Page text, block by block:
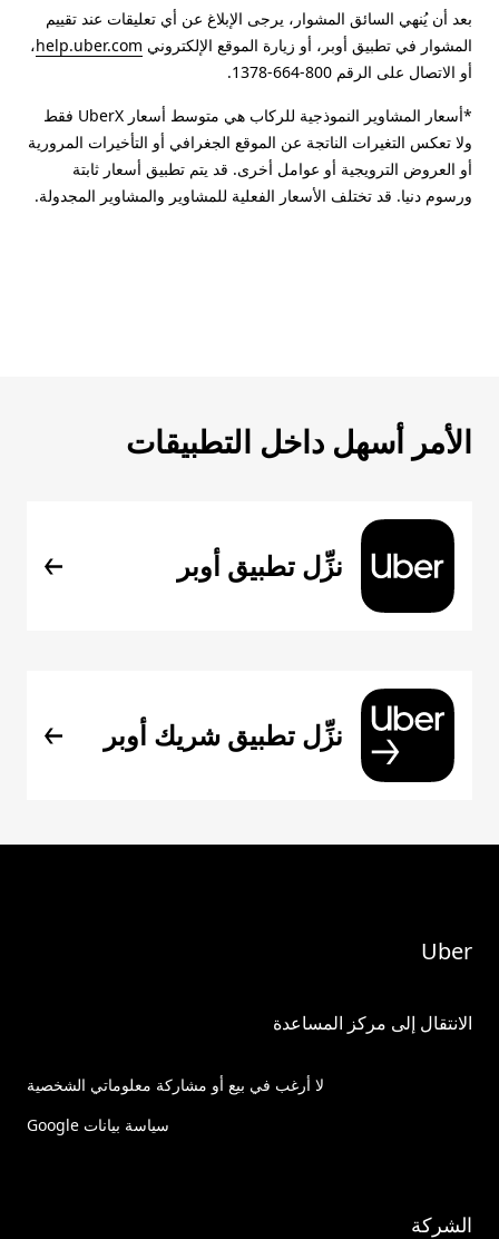
بعد أن يُنهي السائق المشوار، يرجى الإبلاغ عن أي تعليقات عند تقييم
المشوار في تطبيق أوبر، أو زيارة الموقع الإلكتروني help.uber.com،
أو الاتصال على الرقم 800-664-1378.
*أسعار المشاوير النموذجية للركاب هي متوسط أسعار UberX فقط
ولا تعكس التغيرات الناتجة عن الموقع الجغرافي أو التأخيرات المرورية
أو العروض الترويجية أو عوامل أخرى. قد يتم تطبيق أسعار ثابتة
ورسوم دنيا. قد تختلف الأسعار الفعلية للمشاوير والمشاوير المجدولة.
الأمر أسهل داخل التطبيقات
نزِّل تطبيق أوبر
نزِّل تطبيق شريك أوبر
Uber
الانتقال إلى مركز المساعدة
لا أرغب في بيع أو مشاركة معلوماتي الشخصية
سياسة بيانات Google
الشركة